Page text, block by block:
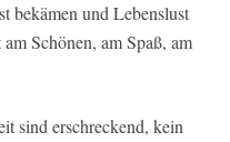
bekämen und Lebenslust
Schönen, am Spaß, am
sind erschreckend, kein